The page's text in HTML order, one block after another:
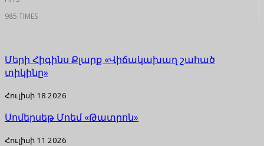
985 TIMES
Մերի Հիգինս Քլարք «Վիճակախաղ շահած
տիկինը»
Հուլիսի 18 2026
Սոմերսեթ Մոեմ «Թատրոն»
Հուլիսի 11 2026